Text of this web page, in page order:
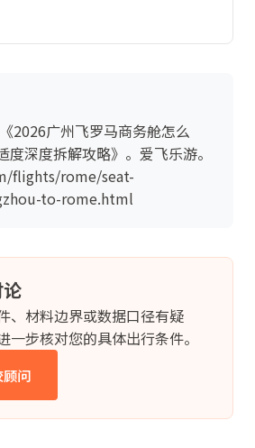
2026广州飞罗马商务舱怎么
度深度拆解攻略》。爱飞乐游。
flights/rome/seat-
to-rome.html
、材料边界或数据口径有疑
一步核对您的具体出行条件。
问